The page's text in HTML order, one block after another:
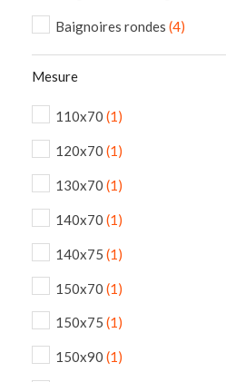
Baignoires rondes (4)
Mesure
110x70 (1)
120x70 (1)
130x70 (1)
140x70 (1)
140x75 (1)
150x70 (1)
150x75 (1)
150x90 (1)